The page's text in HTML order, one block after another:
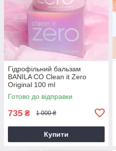
Гідрофільний бальзам
BANILA CO Clean it Zero
Original 100 ml
Готово до відправки
735 ₴ 1 000 ₴
Купити